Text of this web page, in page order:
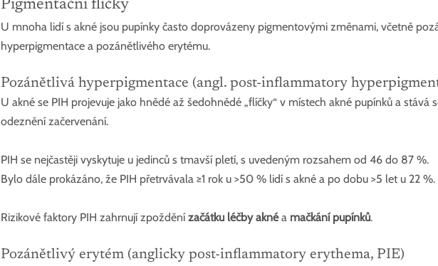
Pigmentační flíčky
U mnoha lidí s akné jsou pupínky často doprovázeny pigmentovými změnami, včetně
hyperpigmentace a pozánětlivého erytému.
Pozánětlivá hyperpigmentace (angl. post-inflammatory
U akné se PIH projevuje jako hnědé až šedohnědé „flíčky“ v místech akné pupínků a stává
odeznění začervenání.
PIH se nejčastěji vyskytuje u jedinců s tmavší pletí, s uvedeným rozsahem od 46 do 87 %.
Bylo dále prokázáno, že PIH přetrvávala ≥1 rok u >50 % lidí s akné a po dobu >5 let u 22 %.
Rizikové faktory PIH zahrnují zpoždění začátku léčby akné a mačkání pupínků.
Pozánětlivý erytém (anglicky post-inflammatory erythema, PIE)